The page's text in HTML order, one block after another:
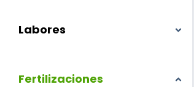
Labores
Fertilizaciones